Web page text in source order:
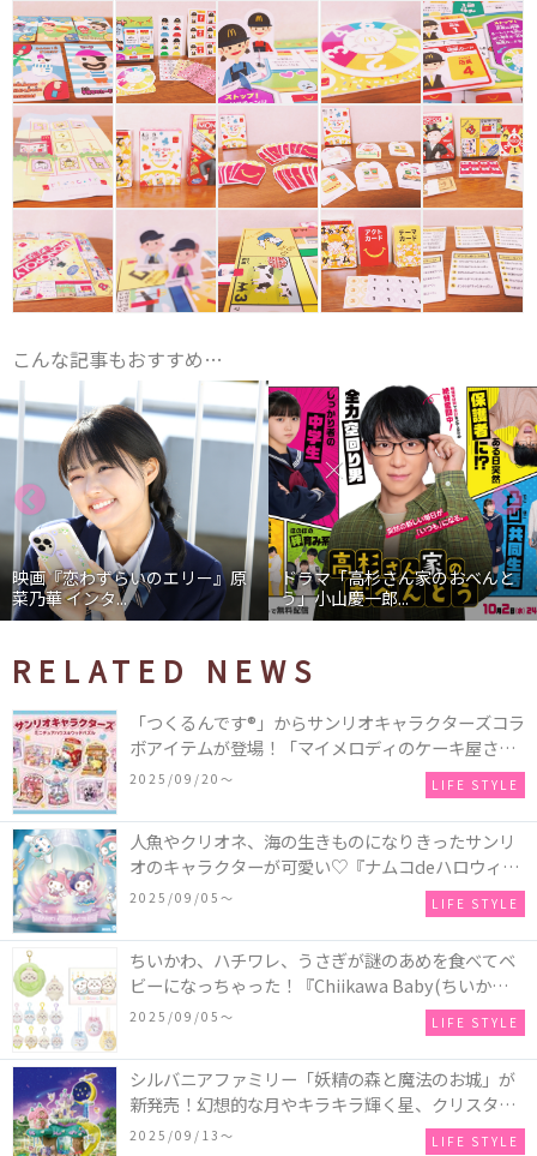
こんな記事もおすすめ…
映画『恋わずらいのエリー』原
菜乃華 インタ...
ドラマ「高杉さん家のおべんと
う」小山慶一郎...
RELATED NEWS
「つくるんです®」からサンリオキャラクターズコラ
ボアイテムが登場！「マイメロディのケーキ屋さ
ん」などミニチュアハウス8種類と、「シナモロール
のメリーゴーランド」などオルゴールで動く仕掛け
付きのウッドパズル2種類♪
2025/09/20〜 LIFE STYLE
人魚やクリオネ、海の生きものになりきったサンリ
オのキャラクターが可愛い♡『ナムコdeハロウィン
2025～マーメイドファンタジー～』全国のアミュー
ズメント施設「ナムコ」「ナムコオンラインクレー
ン」で開催！
2025/09/05〜 LIFE STYLE
ちいかわ、ハチワレ、うさぎが謎のあめを食べてベ
ビーになっちゃった！『Chiikawa Baby(ちいかわベ
ビー)』の催事を全国14か所で開催！
2025/09/05〜 LIFE STYLE
シルバニアファミリー「妖精の森と魔法のお城」が
新発売！幻想的な月やキラキラ輝く星、クリスタル
などの装飾がお城を彩る♡
2025/09/13〜 LIFE STYLE